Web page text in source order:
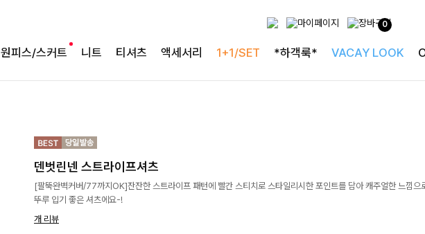
0
원피스/스커트 니트 티셔츠 액세서리 1+1/SET *하객룩* VACAY LOOK
덴벗린넨 스트라이프셔츠
[팔뚝완벽커버/77까지OK]잔잔한 스트라이프 패턴에 빨간 스티치로 스타일리시한 포인트를 담아 캐주얼한 느낌으
뚜루 입기 좋은 셔츠에요-!
개 리뷰